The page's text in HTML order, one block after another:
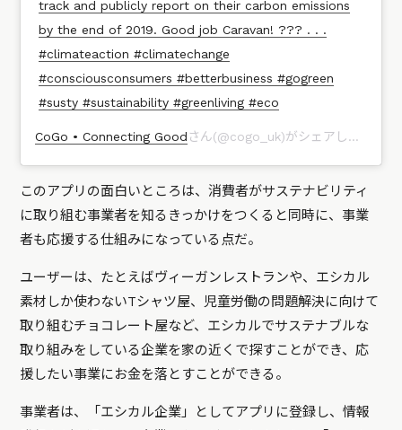
track and publicly report on their carbon emissions
by the end of 2019. Good job Caravan! ??? . . .
#climateaction #climatechange
#consciousconsumers #betterbusiness #gogreen
#susty #sustainability #greenliving #eco
CoGo • Connecting Goodさん(@cogo_uk)がシェアした投稿 –
このアプリの面白いところは、消費者がサステナビリティ
に取り組む事業者を知るきっかけをつくると同時に、事業
者も応援する仕組みになっている点だ。
ユーザーは、たとえばヴィーガンレストランや、エシカル
素材しか使わないTシャツ屋、児童労働の問題解決に向けて
取り組むチョコレート屋など、エシカルでサステナブルな
取り組みをしている企業を家の近くで探すことができ、応
援したい事業にお金を落とすことができる。
事業者は、「エシカル企業」としてアプリに登録し、情報